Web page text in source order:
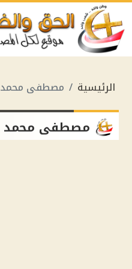
الرئيسية مصطفى محمد
مصطفى محمد